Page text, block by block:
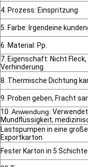
4. Prozess: Einspritzung
5. Farbe: Irgendeine
6. Material: Pp.
7. Eigenschaft: Nicht
Verhinderung
8. Thermische Dichtung
9. Proben geben, Fracht
10. Anwendung:
Mundflüssigkeit,
Lastspumpen in eine
Exportkarton
Fester Karton in 5